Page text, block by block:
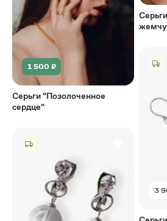
1 500 ₽
Серьги "Позолоченное
сердце"
3